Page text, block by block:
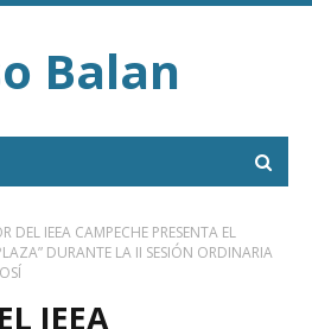
Balan
DEL IEEA CAMPECHE PRESENTA EL
DURANTE LA II SESIÓN ORDINARIA
IEEA